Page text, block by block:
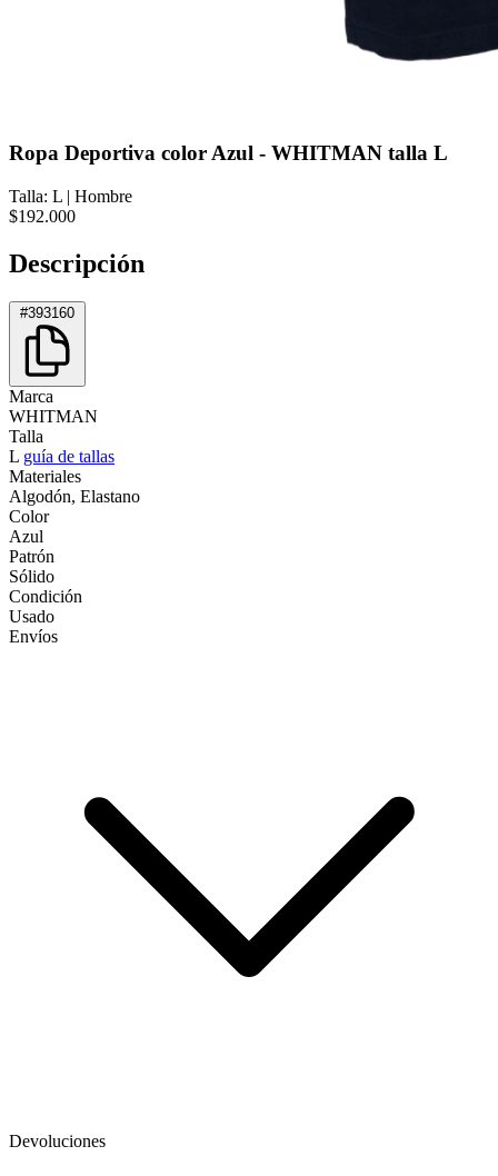
Ropa Deportiva color Azul - WHITMAN talla L
Talla: L | Hombre
$192.000
Descripción
#393160
Marca
WHITMAN
Talla
L guía de tallas
Materiales
Algodón, Elastano
Color
Azul
Patrón
Sólido
Condición
Usado
Envíos
Devoluciones